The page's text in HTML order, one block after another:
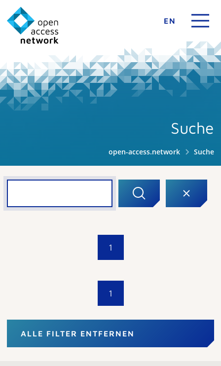
EN
Suche
open-access.network Suche
1
1
ALLE FILTER ENTFERNEN